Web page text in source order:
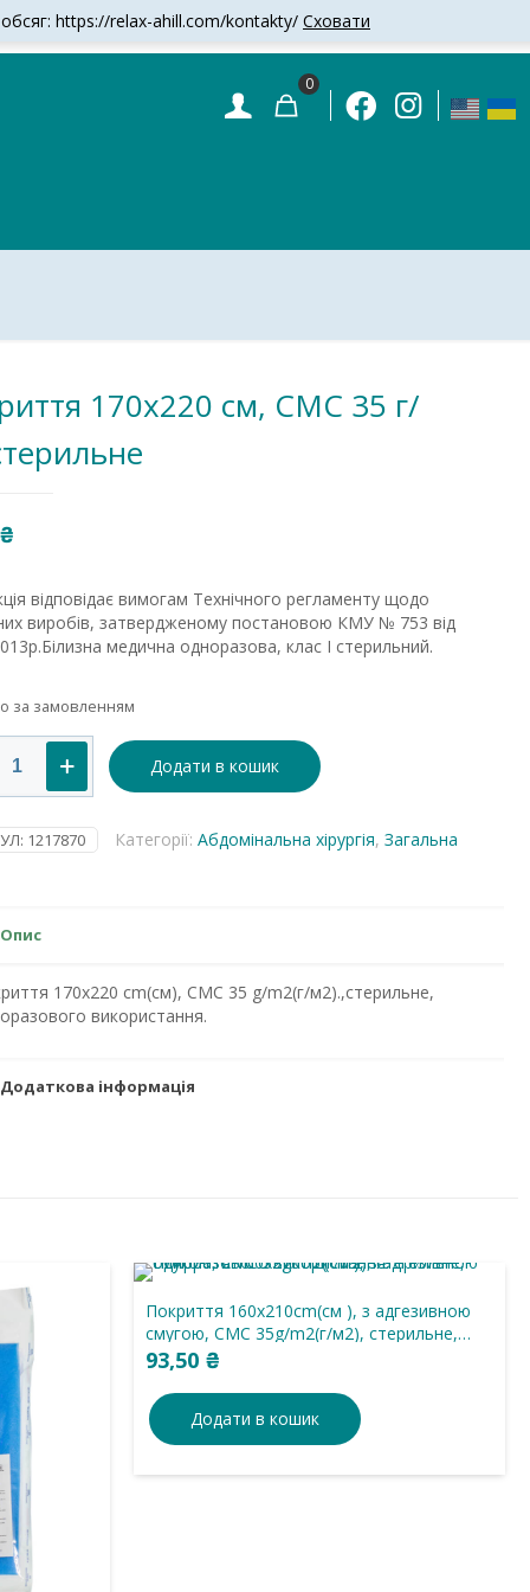
0
170х220 см, СМС 35 г/
₴
відповідає вимогам Технічного регламенту щодо
виробів, затвердженому постановою КМУ № 753 від
медична одноразова, клас І стерильний.
за замовленням
Додати в кошик
1217870 Категорії:Абдомінальна хірургія,Загальна
Опис
170х220 cm(см), СМС 35 g/m2(г/м2).,стерильне,
використання.
Додаткова інформація
Покриття 160х210cm(см ), з адгезивною
смугою, СМС 35g/m2(г/м2), стерильне,
одноразового використання.
93,50 ₴
Додати в кошик
обсяг: https://relax-ahill.com/kontakty/ Сховати